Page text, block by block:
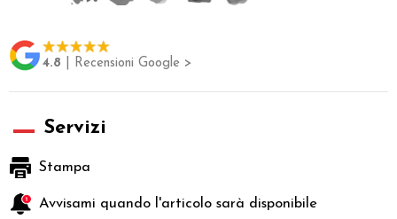
4.8 | Recensioni Google >
Servizi
Stampa
Avvisami quando l'articolo sarà disponibile